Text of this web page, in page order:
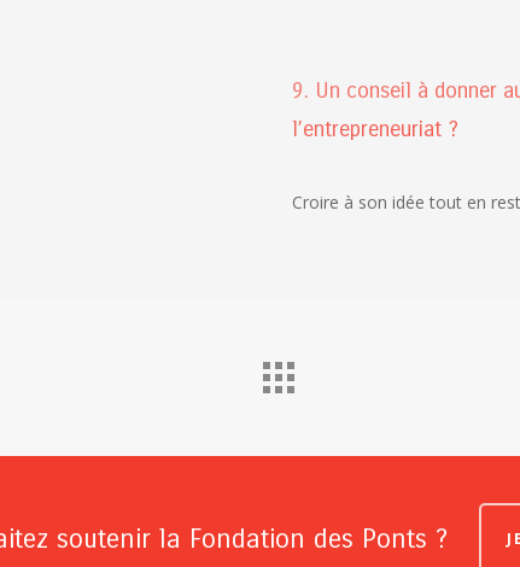
9. Un conseil à donner
l’entrepreneuriat ?
Croire à son idée tout en
soutenir la Fondation des Ponts ?